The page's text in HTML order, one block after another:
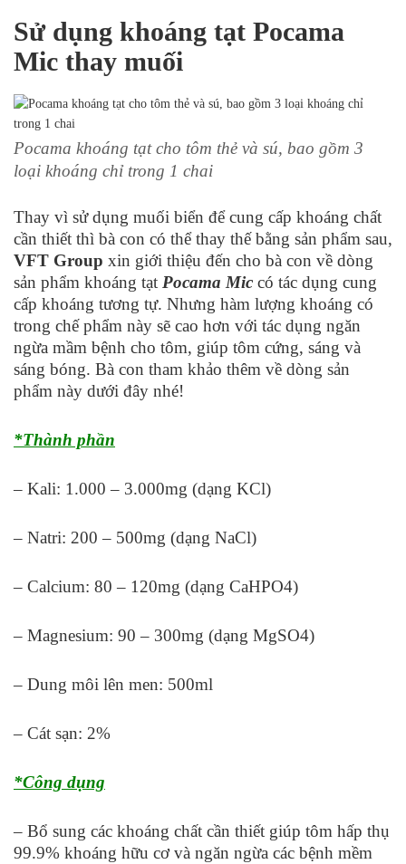
Sử dụng khoáng tạt Pocama
Mic thay muối
Pocama khoáng tạt cho tôm thẻ và sú, bao gồm 3
loại khoáng chỉ trong 1 chai
Thay vì sử dụng muối biển để cung cấp khoáng chất
cần thiết thì bà con có thể thay thế bằng sản phẩm sau,
VFT Group xin giới thiệu đến cho bà con về dòng
sản phẩm khoáng tạt Pocama Mic có tác dụng cung
cấp khoáng tương tự. Nhưng hàm lượng khoáng có
trong chế phẩm này sẽ cao hơn với tác dụng ngăn
ngừa mầm bệnh cho tôm, giúp tôm cứng, sáng và
sáng bóng. Bà con tham khảo thêm về dòng sản
phẩm này dưới đây nhé!
*Thành phần
– Kali: 1.000 – 3.000mg (dạng KCl)
– Natri: 200 – 500mg (dạng NaCl)
– Calcium: 80 – 120mg (dạng CaHPO4)
– Magnesium: 90 – 300mg (dạng MgSO4)
– Dung môi lên men: 500ml
– Cát sạn: 2%
*Công dụng
– Bổ sung các khoáng chất cần thiết giúp tôm hấp thụ
99.9% khoáng hữu cơ và ngăn ngừa các bệnh mềm